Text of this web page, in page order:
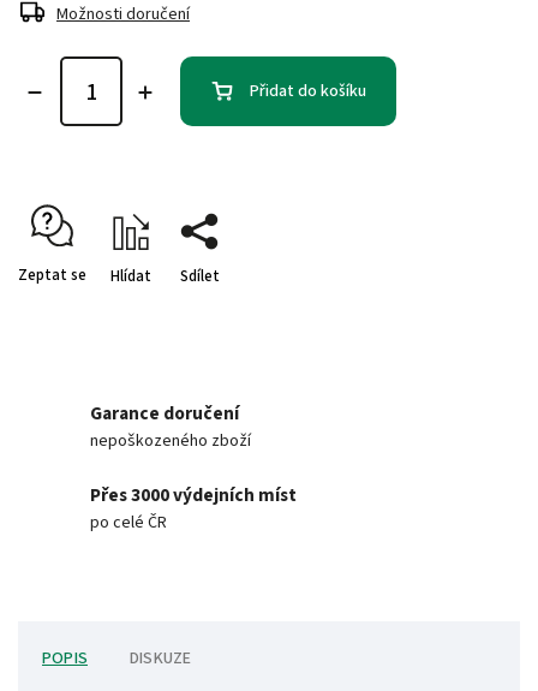
Možnosti doručení
Přidat do košíku
Zeptat se Hlídat Sdílet
Garance doručení
nepoškozeného zboží
Přes 3000 výdejních míst
po celé ČR
POPIS DISKUZE